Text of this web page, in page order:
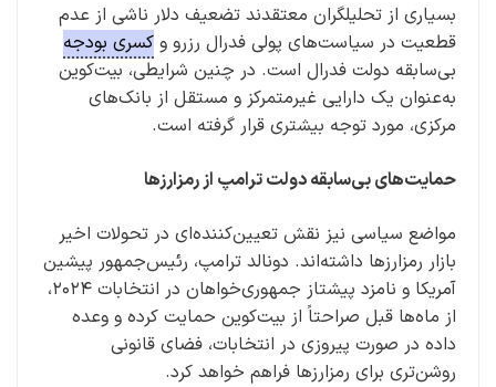
بسیاری از تحلیلگران معتقدند تضعیف دلار ناشی از عدم
قطعیت در سیاست‌های پولی فدرال رزرو و کسری بودجه
بی‌سابقه دولت فدرال است. در چنین شرایطی، بیت‌کوین
به‌عنوان یک دارایی غیرمتمرکز و مستقل از بانک‌های
مرکزی، مورد توجه بیشتری قرار گرفته است.
حمایت‌های بی‌سابقه دولت ترامپ از رمزارزها
مواضع سیاسی نیز نقش تعیین‌کننده‌ای در تحولات اخیر
بازار رمزارزها داشته‌اند. دونالد ترامپ، رئیس‌جمهور پیشین
آمریکا و نامزد پیشتاز جمهوری‌خواهان در انتخابات ۲۰۲۴،
از ماه‌ها قبل صراحتاً از بیت‌کوین حمایت کرده و وعده
داده در صورت پیروزی در انتخابات، فضای قانونی
روشن‌تری برای رمزارزها فراهم خواهد کرد.